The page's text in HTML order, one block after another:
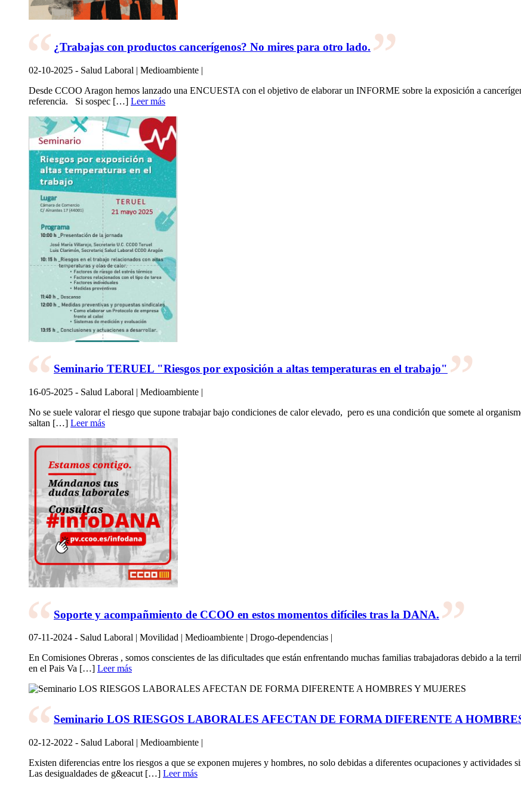
¿Trabajas con productos cancerígenos? No mires para otro lado.
02-10-2025 - Salud Laboral | Medioambiente |
Desde CCOO Aragon hemos lanzado una ENCUESTA con el objetivo de elaborar un INFORME sobre la exposición a
referencia. Si sospec […] Leer más
Seminario TERUEL "Riesgos por exposición a altas temperaturas en el trabajo"
16-05-2025 - Salud Laboral | Medioambiente |
No se suele valorar el riesgo que supone trabajar bajo condiciones de calor elevado, pero es una condición que somete al
saltan […] Leer más
Soporte y acompañmiento de CCOO en estos momentos difíciles tras la DANA.
07-11-2024 - Salud Laboral | Movilidad | Medioambiente | Drogo-dependencias |
En Comisiones Obreras , somos conscientes de las dificultades que están enfrentando muchas familias trabajadoras debido a la
en el Pais Va […] Leer más
Seminario LOS RIESGOS LABORALES AFECTAN DE FORMA DIFERENTE A
02-12-2022 - Salud Laboral | Medioambiente |
Existen diferencias entre los riesgos a que se exponen mujeres y hombres, no solo debidas a diferentes ocupaciones y actividades
Las desigualdades de g&eacut […] Leer más